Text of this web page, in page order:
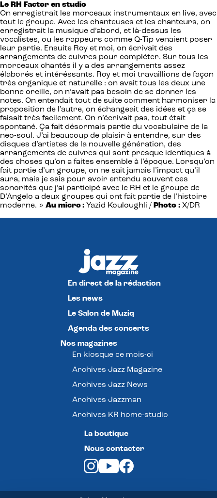
Le RH Factor en studio
On enregistrait les morceaux instrumentaux en live, avec
tout le groupe. Avec les chanteuses et les chanteurs, on
enregistrait la musique d’abord, et là-dessus les
vocalistes, ou les rappeurs comme Q-Tip venaient poser
leur partie. Ensuite Roy et moi, on écrivait des
arrangements de cuivres pour compléter. Sur tous les
morceaux chantés il y a des arrangements assez
élaborés et intéréssants. Roy et moi travaillions de façon
très organique et naturelle : on avait tous les deux une
bonne oreille, on n’avait pas besoin de se donner les
notes. On entendait tout de suite comment harmoniser la
proposition de l’autre, on échangeait des idées et ça se
faisait très facilement. On n’écrivait pas, tout était
spontané. Ça fait désormais partie du vocabulaire de la
neo-soul. J’ai beaucoup de plaisir à entendre, sur des
disques d’artistes de la nouvelle génération, des
arrangements de cuivres qui sont presque identiques à
des choses qu’on a faites ensemble à l’époque. Lorsqu’on
fait partie d’un groupe, on ne sait jamais l’impact qu’il
aura, mais je sais pour avoir entendu souvent ces
sonorités que j’ai participé avec le RH et le groupe de
D’Angelo a deux groupes qui ont fait partie de l’histoire
moderne. » Au micro : Yazid Kouloughli / Photo : X/DR
En direct de la rédaction
Les news
Le Salon de Muziq
Agenda des concerts
Nos magazines
En kiosque ce mois-ci
Archives Jazz Magazine
Archives Jazz News
Archives Jazzman
Archives KR home-studio
La boutique
Nous contacter